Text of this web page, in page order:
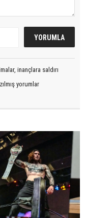
inançlara saldırı
yorumlar